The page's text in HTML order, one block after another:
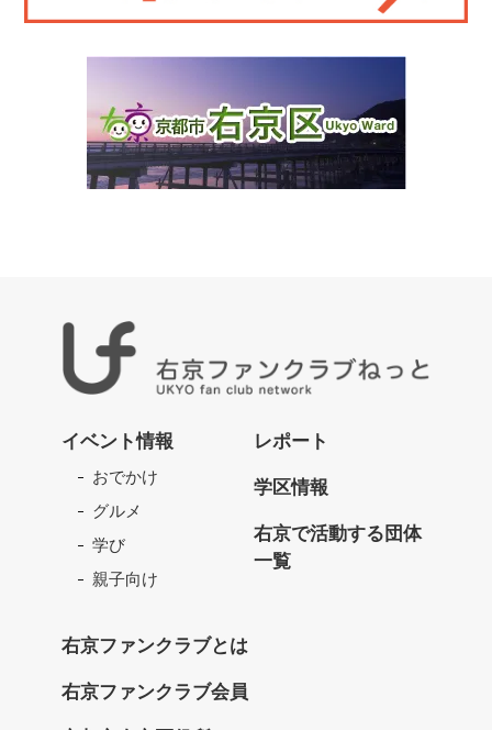
京
フ
と
イベント情報
おでかけ
グルメ
学び
親子向け
レポート
学区情報
右京で活動する団体
一覧
右京ファンクラブとは
右京ファンクラブ会員